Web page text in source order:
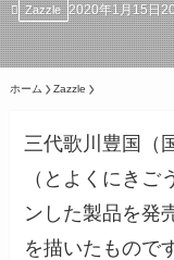
Zazzle 2020年1月15日
ホーム Zazzle
三代歌川豊国（
（とよくにき
ンした製品を発
を描いたもので